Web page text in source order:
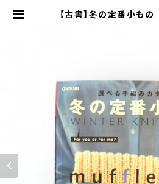
【古書】冬の定番小もの